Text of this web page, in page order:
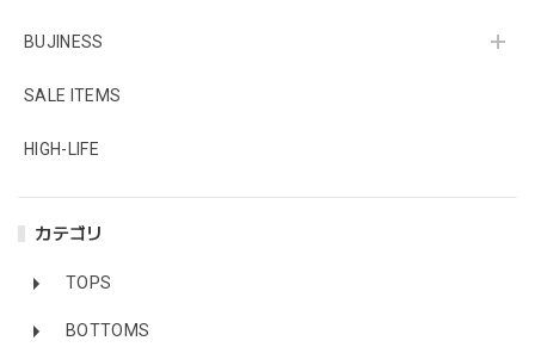
BUJINESS
SALE ITEMS
HIGH-LIFE
カテゴリ
TOPS
BOTTOMS